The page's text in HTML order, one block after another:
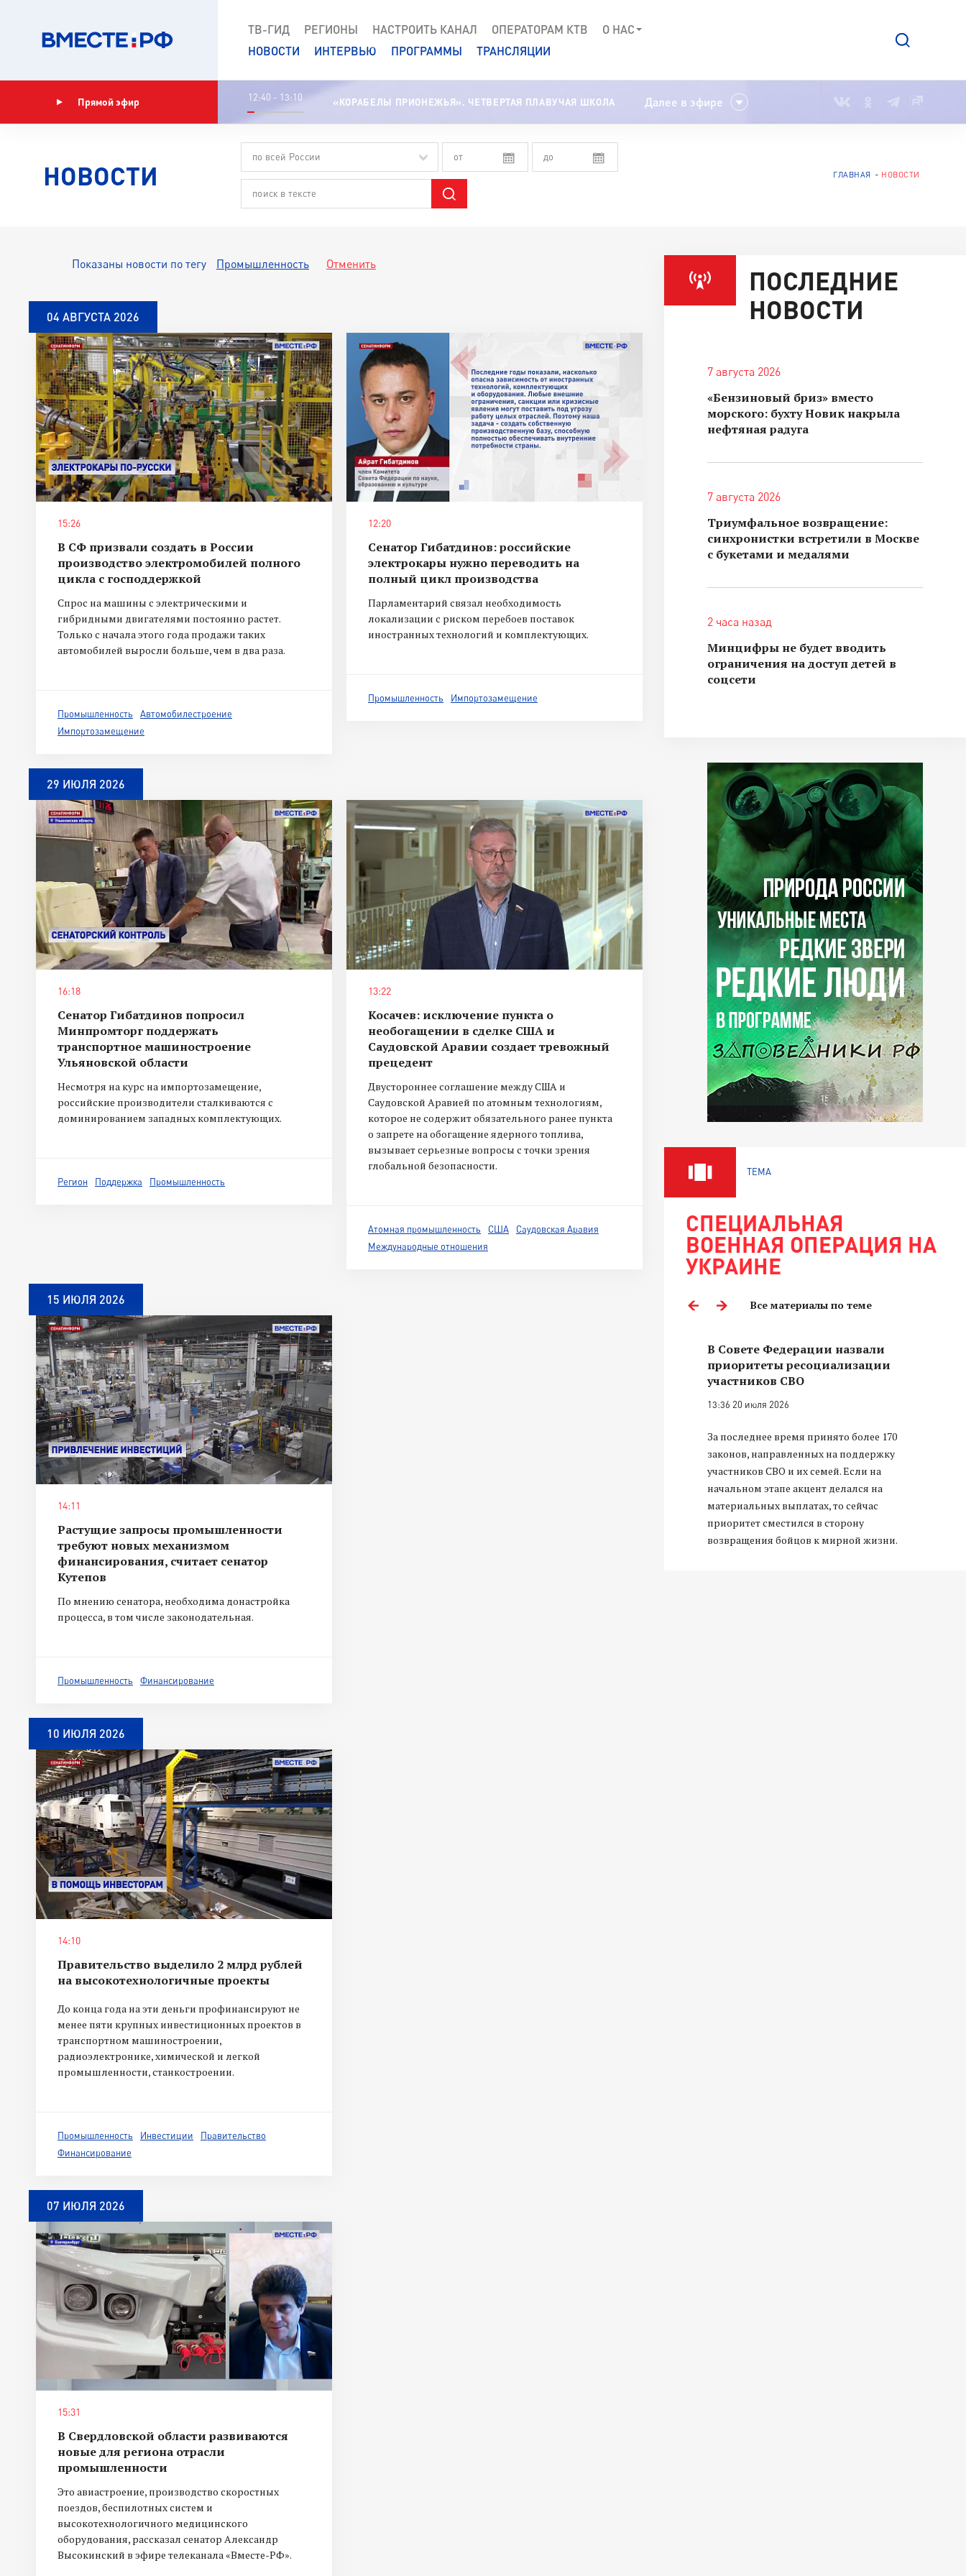
ТВ-ГИД РЕГИОНЫ НАСТРОИТЬ КАНАЛ ОПЕРАТОРАМ КТВ
О НАС
НОВОСТИ
ИНТЕРВЬЮ ПРОГРАММЫ ТРАНСЛЯЦИИ
Прямой эфир 12:40 - 13:10 «КОРАБЕЛЫ ПРИОНЕЖЬЯ». ЧЕТВЕРТАЯ ПЛАВУЧАЯ ШКОЛА Далее в эфире
НОВОСТИ
по всей России
ГЛАВНАЯ НОВОСТИ
Показаны новости по тегу Промышленность Отменить
04 АВГУСТА 2026
15:26
В СФ призвали создать в России
производство электромобилей полного
цикла с господдержкой
Спрос на машины с электрическими и
гибридными двигателями постоянно растет.
Только с начала этого года продажи таких
автомобилей выросли больше, чем в два раза.
Промышленность
Автомобилестроение
Импортозамещение
12:20
Сенатор Гибатдинов: российские
электрокары нужно переводить на
полный цикл производства
Парламентарий связал необходимость
локализации с риском перебоев поставок
иностранных технологий и комплектующих.
Промышленность Импортозамещение
29 ИЮЛЯ 2026
16:18
Сенатор Гибатдинов попросил
Минпромторг поддержать
транспортное машиностроение
Ульяновской области
Несмотря на курс на импортозамещение,
российские производители сталкиваются с
доминированием западных комплектующих.
Регион Поддержка Промышленность
13:22
Косачев: исключение пункта о
необогащении в сделке США и
Саудовской Аравии создает тревожный
прецедент
Двустороннее соглашение между США и
Саудовской Аравией по атомным технологиям,
которое не содержит обязательного ранее пункта
о запрете на обогащение ядерного топлива,
вызывает серьезные вопросы с точки зрения
глобальной безопасности.
Атомная промышленность США
Саудовская Аравия
Международные отношения
15 ИЮЛЯ 2026
14:11
Растущие запросы промышленности
требуют новых механизмом
финансирования, считает сенатор
Кутепов
По мнению сенатора, необходима донастройка
процесса, в том числе законодательная.
Промышленность Финансирование
10 ИЮЛЯ 2026
14:10
Правительство выделило 2 млрд рублей
на высокотехнологичные проекты
До конца года на эти деньги профинансируют не
менее пяти крупных инвестиционных проектов в
транспортном машиностроении,
радиоэлектронике, химической и легкой
промышленности, станкостроении.
Промышленность Инвестиции
Правительство
Финансирование
07 ИЮЛЯ 2026
15:31
В Свердловской области развиваются
новые для региона отрасли
промышленности
Это авиастроение, производство скоростных
поездов, беспилотных систем и
высокотехнологичного медицинского
оборудования, рассказал сенатор Александр
Высокинский в эфире телеканала «Вместе-РФ».
ПОСЛЕДНИЕ
НОВОСТИ
7 августа 2026
«Бензиновый бриз» вместо
морского: бухту Новик накрыла
нефтяная радуга
7 августа 2026
Триумфальное возвращение:
синхронистки встретили в Москве
с букетами и медалями
2 часа назад
Минцифры не будет вводить
ограничения на доступ детей в
соцсети
ТЕМА
СПЕЦИАЛЬНАЯ
ВОЕННАЯ ОПЕРАЦИЯ НА
УКРАИНЕ
Все материалы по теме
В Совете Федерации назвали
приоритеты ресоциализации
участников СВО
13:36 20 июля 2026
За последнее время принято более 170
законов, направленных на поддержку
участников СВО и их семей. Если на
начальном этапе акцент делался на
материальных выплатах, то сейчас
приоритет сместился в сторону
возвращения бойцов к мирной жизни.